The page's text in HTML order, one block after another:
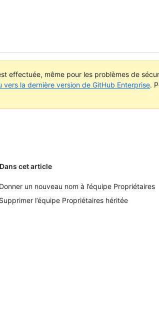
effectuée, même pour les problèmes de
la dernière version de GitHub Enterprise.
Dans cet article
Donner un nouveau nom à l’équipe Propriétaires
Supprimer l’équipe Propriétaires héritée